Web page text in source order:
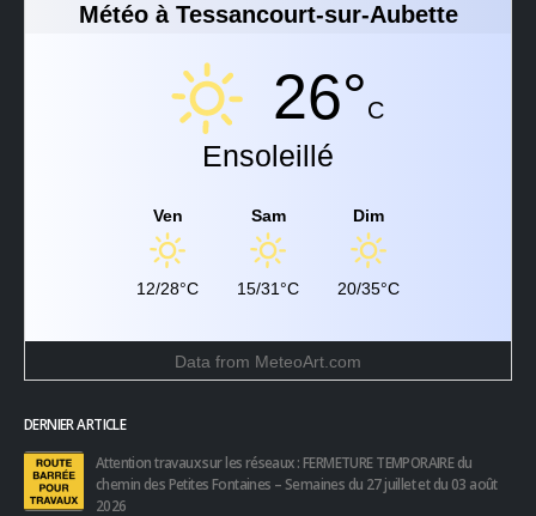
Météo à Tessancourt-sur-Aubette
26°C
Ensoleillé
Ven
12/28°C
Sam
15/31°C
Dim
20/35°C
Data from MeteoArt.com
DERNIER ARTICLE
Attention travaux sur les réseaux : FERMETURE TEMPORAIRE du
chemin des Petites Fontaines – Semaines du 27 juillet et du 03 août
2026